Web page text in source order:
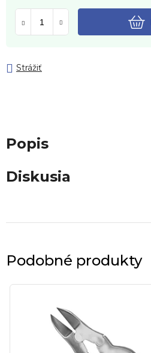
Strážiť
Popis
Diskusia
Podobné produkty